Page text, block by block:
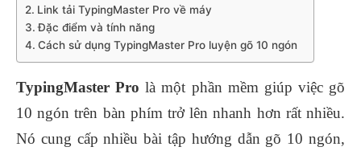
Link tải TypingMaster Pro về máy
Đặc điểm và tính năng
Cách sử dụng TypingMaster Pro luyện gõ 10 ngón
TypingMaster Pro là một phần mềm giúp việc gõ
10 ngón trên bàn phím trở lên nhanh hơn rất nhiều.
Nó cung cấp nhiều bài tập hướng dẫn gõ 10 ngón,